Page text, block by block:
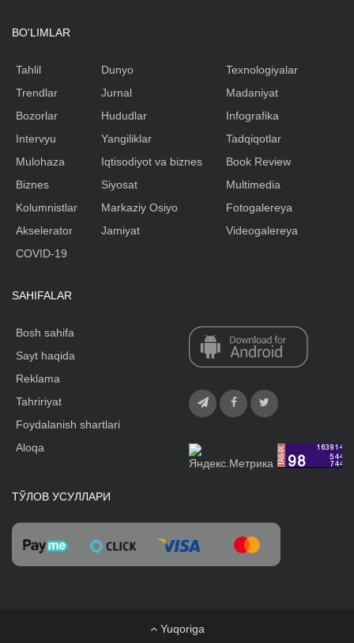
BO'LIMLAR
Tahlil
Trendlar
Bozorlar
Intervyu
Mulohaza
Biznes
Kolumnistlar
Akselerator
Dunyo
Jurnal
Hududlar
Yangiliklar
Iqtisodiyot va biznes
Siyosat
Markaziy Osiyo
Jamiyat
Texnologiyalar
Madaniyat
Infografika
Tadqiqotlar
Book Review
Multimedia
Fotogalereya
Videogalereya
COVID-19
SAHIFALAR
Bosh sahifa
Sayt haqida
Reklama
Tahririyat
Foydalanish shartlari
Aloqa
ТЎЛОВ УСУЛЛАРИ
Yuqoriga